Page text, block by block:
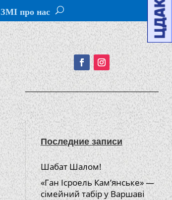
ЗМІ про нас
Подписывайтесь!
Последние записи
Шабат Шалом!
«Ган Ісроель Кам’янське» —
сімейний табір у Варшаві